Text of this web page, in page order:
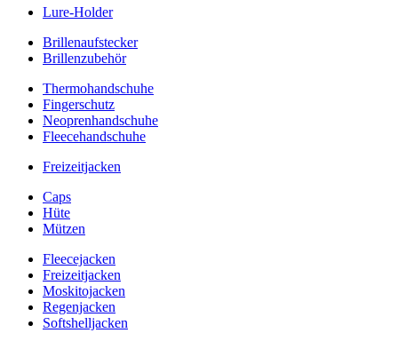
Lure-Holder
Brillenaufstecker
Brillenzubehör
Thermohandschuhe
Fingerschutz
Neoprenhandschuhe
Fleecehandschuhe
Freizeitjacken
Caps
Hüte
Mützen
Fleecejacken
Freizeitjacken
Moskitojacken
Regenjacken
Softshelljacken